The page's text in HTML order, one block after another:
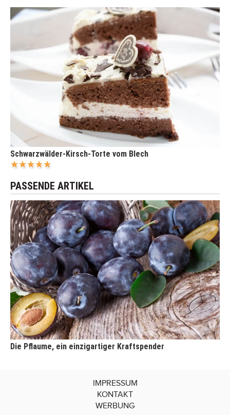
Schwarzwälder-Kirsch-Torte vom Blech
PASSENDE ARTIKEL
Die Pflaume, ein einzigartiger Kraftspender
IMPRESSUM
KONTAKT
WERBUNG